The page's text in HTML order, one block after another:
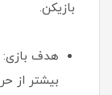
بازیکن.
هدف
بیشتر از